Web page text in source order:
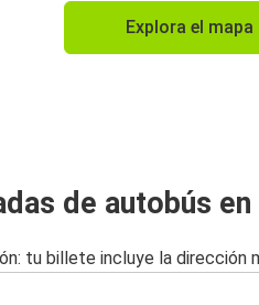
Explora el mapa
de autobús
tu billete incluye la dirección